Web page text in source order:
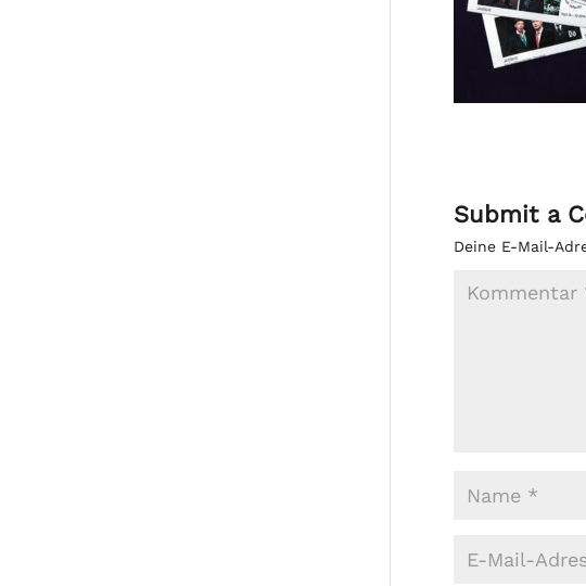
Submit a
Deine E-Mail-